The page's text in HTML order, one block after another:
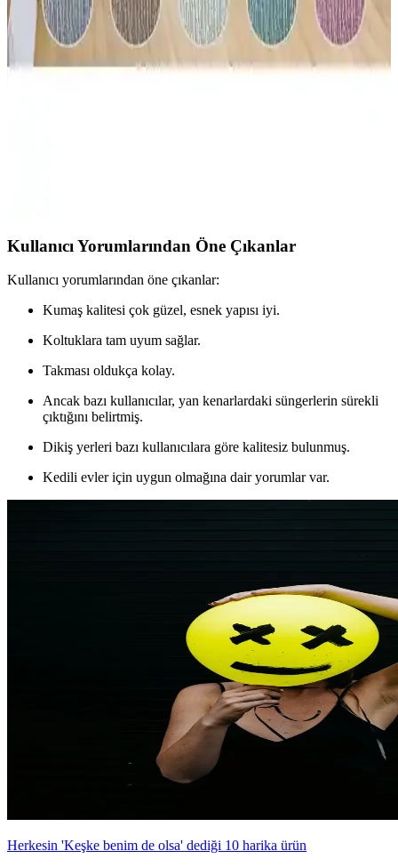
iskeletle dayanıklı tasarım sunar. 180 cm genişlik ve 78 cm derinlikli
oturma alanı günlük konfor sağlar; misafirler için hızlı yatak
dönüşümü ile modern dekorla uyum gücü vurgulanır ve günlük
kullanımda pratik çözüm sağlar.
Kullanıcı Yorumlarından Öne Çıkanlar
Kullanıcı yorumlarından öne çıkanlar:
Kumaş kalitesi çok güzel, esnek yapısı iyi.
Koltuklara tam uyum sağlar.
Takması oldukça kolay.
Ancak bazı kullanıcılar, yan kenarlardaki süngerlerin sürekli
çıktığını belirtmiş.
Dikiş yerleri bazı kullanıcılara göre kalitesiz bulunmuş.
Kedili evler için uygun olmağına dair yorumlar var.
Herkesin 'Keşke benim de olsa' dediği 10 harika ürün